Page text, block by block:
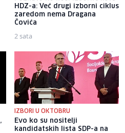
HDZ-a: Već drugi izborni ciklus
zaredom nema Dragana
Čovića
2 sata
IZBORI U OKTOBRU
Evo ko su nositelji
kandidatskih lista SDP-a na